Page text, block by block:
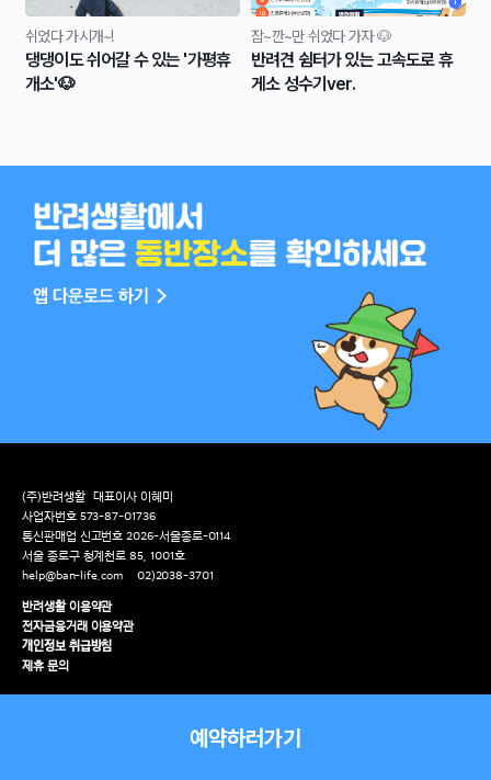
쉬었다 가시개~!
댕댕이도 쉬어갈 수 있는 '가평휴
개소'🐶
잠~깐~만 쉬었다 가자 🐶
반려견 쉼터가 있는 고속도로 휴
게소 성수기ver.
예약하러가기
(주)반려생활
대표이사 이혜미
사업자번호 573-87-01736
통신판매업 신고번호 2026-서울종로-0114
서울 종로구 청계천로 85, 1001호
help@ban-life.com
02)2038-3701
반려생활 이용약관
전자금융거래 이용약관
개인정보 취급방침
제휴 문의